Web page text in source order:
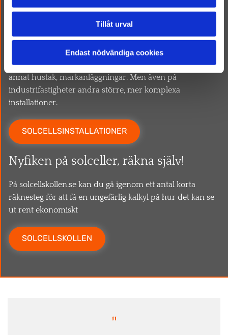
Tillåt urval
Endast nödvändiga cookies
Allt inom solcellslösningar
Vi både säljer och installerar solcellslösningar till bland
annat hustak, markanläggningar. Men även på
industrifastigheter andra större, mer komplexa
installationer.
SOLCELLSINSTALLATIONER
Nyfiken på solceller, räkna själv!
På solcellskollen.se kan du gå igenom ett antal korta
räknesteg för att få en ungefärlig kalkyl på hur det kan se
ut rent ekonomiskt
SOLCELLSKOLLEN
"